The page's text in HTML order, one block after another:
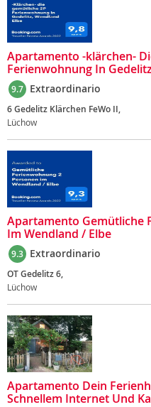
Apartamento -klärchen-
Ferienwohnung In
9.7 Extraordinario
6 Gedelitz Klärchen FeWo II,
Lüchow
Apartamento Gemütliche
Im Wendland / Elbe
9.3 Extraordinario
OT Gedelitz 6,
Lüchow
Apartamento Dein
Schnellem Internet Und